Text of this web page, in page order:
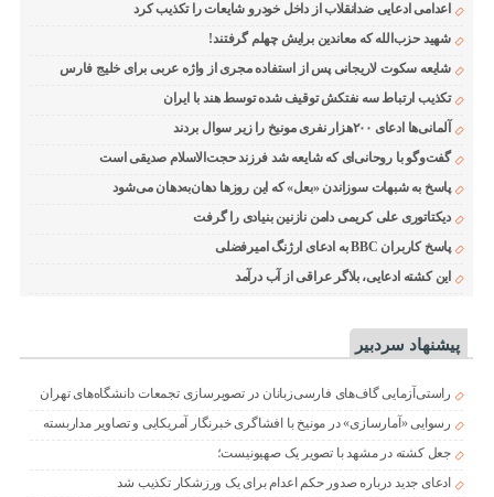
اعدامی ادعایی ضدانقلاب از داخل خودرو شایعات را تکذیب کرد
شهید حزب‌الله که معاندین برایش چهلم گرفتند!
شایعه سکوت لاریجانی پس از استفاده مجری از واژه عربی برای خلیج فارس
تکذیب ارتباط سه نفتکش توقیف شده توسط هند با ایران
آلمانی‌ها ادعای ۲۰۰هزار نفری مونیخ را زیر سوال بردند
گفت‌وگو با روحانی‌ای که شایعه شد فرزند حجت‌الاسلام صدیقی است
پاسخ به شبهات سوزاندن «بعل» که این روزها دهان‌به‌دهان می‌شود
دیکتاتوری علی کریمی دامن نازنین بنیادی را گرفت
پاسخ کاربران BBC به ادعای ارژنگ امیرفضلی
این کشته ادعایی، بلاگر عراقی از آب درآمد
پیشنهاد سردبیر
راستی‌آزمایی گاف‌های فارسی‌زبانان در تصویرسازی تجمعات دانشگاه‌های تهران
رسوایی «آمارسازی» در مونیخ با افشاگری خبرنگار آمریکایی و تصاویر مداربسته
جعل کشته در مشهد با تصویر یک صهیونیست؛
ادعای جدید درباره صدور حکم اعدام برای یک ورزشکار تکذیب شد